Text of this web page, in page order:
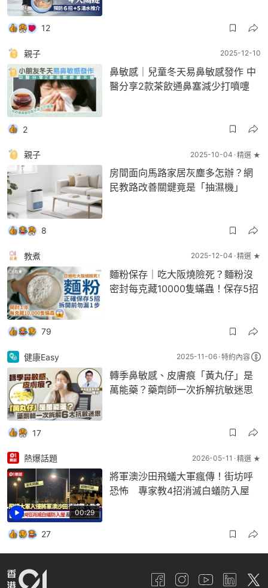
12
親子 2025-12-10
鼻敏感｜兒童冬天易鼻敏感發作 中
醫分享2款茶飲通鼻塞減少打噴嚏
2
親子 2025-10-04 精選 ★
房間面向馬路家居灰塵多怎辦？網
民教路改善關鍵竟是「抽濕機」
8
教煮 2025-12-04 精選 ★
麵粉保存｜吃大阪燒險死？麵粉沒
密封每克藏10000隻蟎蟲！保存5招
79
健康Easy 2025-11-06 特約內容
轉季鼻敏感、皮膚痕「黃丸仔」是
萬能藥？藥劑師一次拆解抗敏迷思
17
00:29
熱爆話題 2026-05-11 精選 ★
將軍澳沙田飛蟻大軍瘋傳！街坊呼
恐怖 專家教4招消滅白蟻防入屋
27